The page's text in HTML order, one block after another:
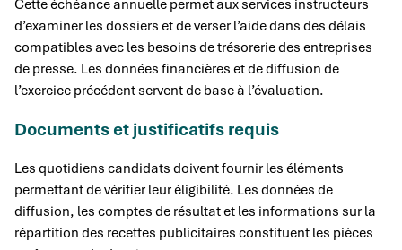
Cette échéance annuelle permet aux services instructeurs
d’examiner les dossiers et de verser l’aide dans des délais
compatibles avec les besoins de trésorerie des entreprises
de presse. Les données financières et de diffusion de
l’exercice précédent servent de base à l’évaluation.
Documents et justificatifs requis
Les quotidiens candidats doivent fournir les éléments
permettant de vérifier leur éligibilité. Les données de
diffusion, les comptes de résultat et les informations sur la
répartition des recettes publicitaires constituent les pièces